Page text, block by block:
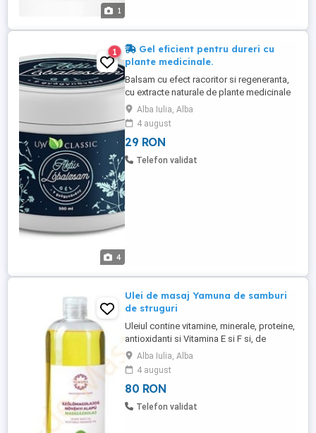
1
4
1
Gel eficient pentru dureri cu
plante medicinale.
Balsam cu efect racoritor si regeneranta,
cu extracte naturale de plante medicinale
si cu uleiuri esentiale de menta si camfor,
cu efect de calmare a muschilor indurerati
si solicitati. Informatii suplimentare si
comenzi pe https: mese-de-masaj.ro
produse uw-primavera-herbamedicus , tel.
Alba Iulia, Alba
4 august
29 RON
Telefon validat
Ulei de masaj Yamuna de samburi
de struguri
Uleiul contine vitamine, minerale, proteine,
antioxidanti si Vitamina E si F si, de
asemenea, minerale, cum ar fi potasiu,
zinc, cupru, calciu, fosfor, magneziu, fier
si seleniu. Este potrivit pentru toate tipurile
de piele, are proprietati regenerative,
hidratante si ajuta la mentinerea
Alba Iulia, Alba
4 august
80 RON
Telefon validat